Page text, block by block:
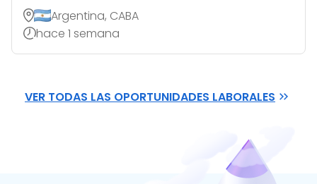
Argentina, CABA
hace 1 semana
VER TODAS LAS OPORTUNIDADES LABORALES